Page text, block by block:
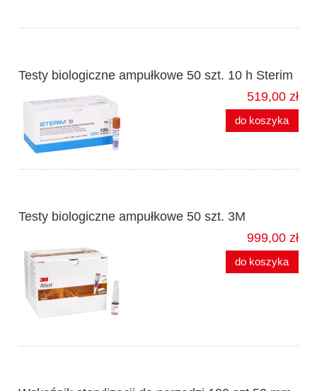
Testy biologiczne ampułkowe 50 szt. 10 h Sterim
519,00 zł
do koszyka
Testy biologiczne ampułkowe 50 szt. 3M
999,00 zł
do koszyka